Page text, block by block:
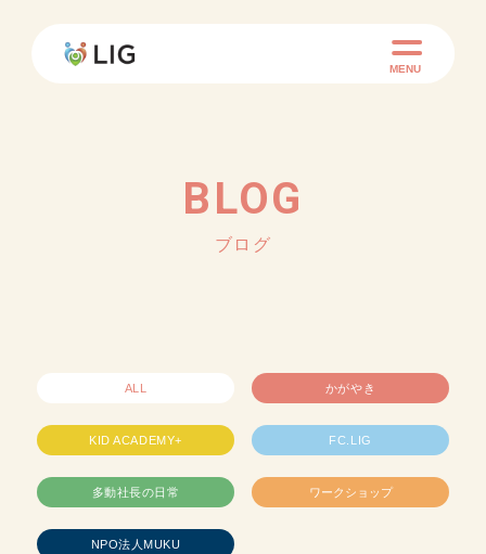
MENU
BLOG
ブログ
ALL かがやき
KID ACADEMY+ FC.LIG
多動社長の日常 ワークショップ
NPO法人MUKU